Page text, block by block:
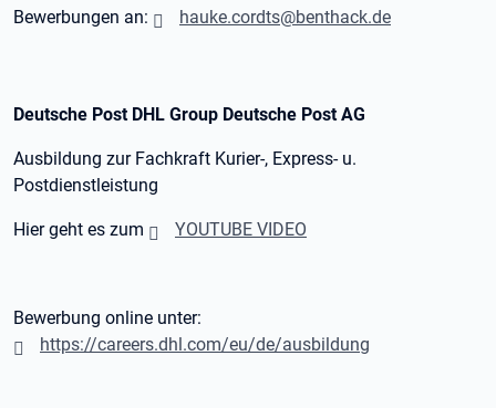
Bewerbungen an: hauke.cordts@benthack.de
Deutsche Post DHL Group Deutsche Post AG
Ausbildung zur Fachkraft Kurier-, Express- u.
Postdienstleistung
Hier geht es zum YOUTUBE VIDEO
Bewerbung online unter:
https://careers.dhl.com/eu/de/ausbildung